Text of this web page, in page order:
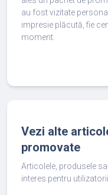
au fost vizitate
impresie plăcută, fie
moment.
Vezi alte
promovate
Articolele, produsele
interes pentru